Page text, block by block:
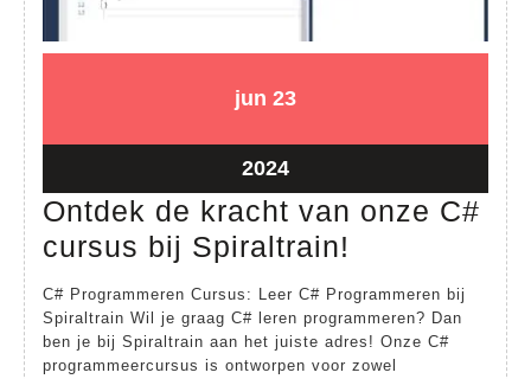
jun 23
2024
2323
202423
juni
2024
Ontdek de kracht van onze C#
cursus bij Spiraltrain!
kracht
van
C# Programmeren Cursus: Leer C# Programmeren bij
Spiraltrain Wil je graag C# leren programmeren? Dan
ben je bij Spiraltrain aan het juiste adres! Onze C#
programmeercursus is ontworpen voor zowel